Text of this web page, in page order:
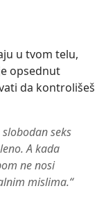
u tvom telu,
opsednut
da kontrolišeš
slobodan seks
A kada
ne nosi
mislima.“